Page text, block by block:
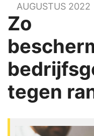
AUGUSTUS 2022
Zo
tegen